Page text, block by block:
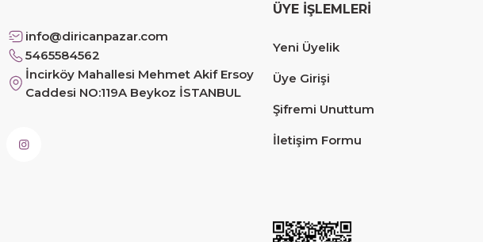
Siteye üyelik gayet kolay, güvenli ödeme, hızlı gönderim.
Fahrettin Vural | 11/11/2025
sorunsuz elime ulaştı teşekkürler
info@diricanpazar.com
5465584562
İncirköy Mahallesi Mehmet Akif Ersoy
Caddesi NO:119A Beykoz İSTANBUL
ÜYE İŞLEMLERİ
Yeni Üyelik
Üye Girişi
Şifremi Unuttum
İletişim Formu